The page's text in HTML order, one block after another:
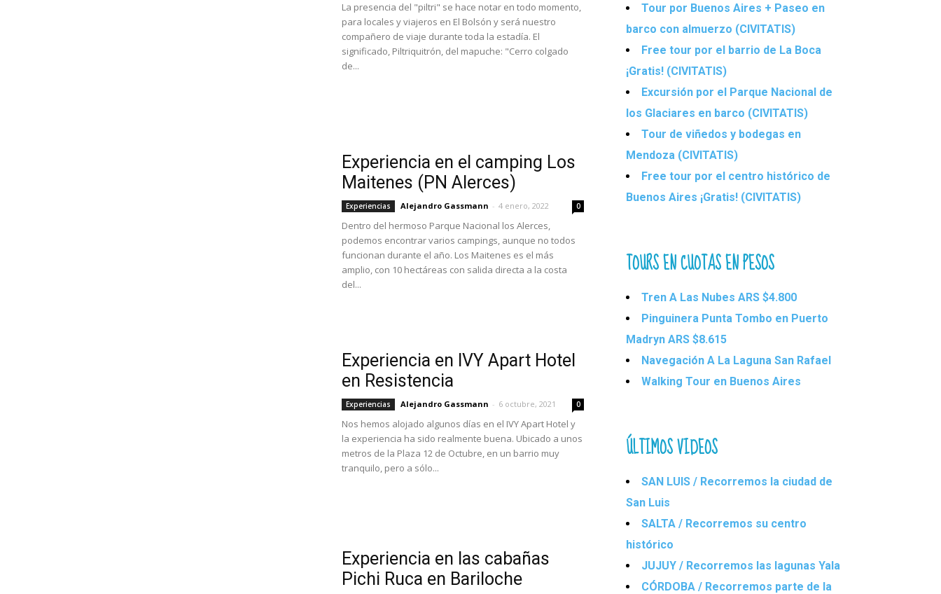
La presencia del "piltri" se hace notar en todo momento,
para locales y viajeros en El Bolsón y será nuestro
compañero de viaje durante toda la estadía. El
significado, Piltriquitrón, del mapuche: "Cerro colgado
de...
Experiencia en el camping Los
Maitenes (PN Alerces)
Experiencias Alejandro Gassmann - 4 enero, 2022 0
Dentro del hermoso Parque Nacional los Alerces,
podemos encontrar varios campings, aunque no todos
funcionan durante el año. Los Maitenes es el más
amplio, con 10 hectáreas con salida directa a la costa
del...
Experiencia en IVY Apart Hotel
en Resistencia
Experiencias Alejandro Gassmann - 6 octubre, 2021 0
Nos hemos alojado algunos días en el IVY Apart Hotel y
la experiencia ha sido realmente buena. Ubicado a unos
metros de la Plaza 12 de Octubre, en un barrio muy
tranquilo, pero a sólo...
Experiencia en las cabañas
Pichi Ruca en Bariloche
Tour por Buenos Aires + Paseo en
barco con almuerzo (CIVITATIS)
Free tour por el barrio de La Boca
¡Gratis! (CIVITATIS)
Excursión por el Parque Nacional de
los Glaciares en barco (CIVITATIS)
Tour de viñedos y bodegas en
Mendoza (CIVITATIS)
Free tour por el centro histórico de
Buenos Aires ¡Gratis! (CIVITATIS)
TOURS EN CUOTAS EN PESOS
Tren A Las Nubes ARS $4.800
Pinguinera Punta Tombo en Puerto
Madryn ARS $8.615
Navegación A La Laguna San Rafael
Walking Tour en Buenos Aires
ÚLTIMOS VIDEOS
SAN LUIS / Recorremos la ciudad de
San Luis
SALTA / Recorremos su centro
histórico
JUJUY / Recorremos las lagunas Yala
CÓRDOBA / Recorremos parte de la